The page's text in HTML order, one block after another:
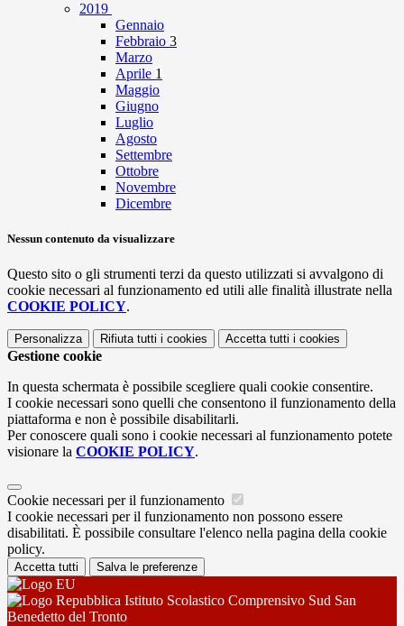
2019
Gennaio
Febbraio 3
Marzo
Aprile 1
Maggio
Giugno
Luglio
Agosto
Settembre
Ottobre
Novembre
Dicembre
Nessun contenuto da visualizzare
Questo sito o gli strumenti terzi da questo utilizzati si avvalgono di
cookie necessari al funzionamento ed utili alle finalità illustrate nella
COOKIE POLICY.
Personalizza Rifiuta tutti i cookies Accetta tutti i cookies
Gestione cookie
In questa schermata è possibile scegliere quali cookie consentire.
I cookie necessari sono quelli che consentono il funzionamento della
piattaforma e non è possibile disabilitarli.
Per conoscere quali sono i cookie necessari al funzionamento potete
visionare la COOKIE POLICY.
Cookie necessari per il funzionamento
I cookie necessari per il funzionamento non possono essere
disabilitati. È possibile consultare l'elenco nella pagina della cookie
policy.
Accetta tutti Salva le preferenze
Istituto Scolastico Comprensivo Sud San
Benedetto del Tronto